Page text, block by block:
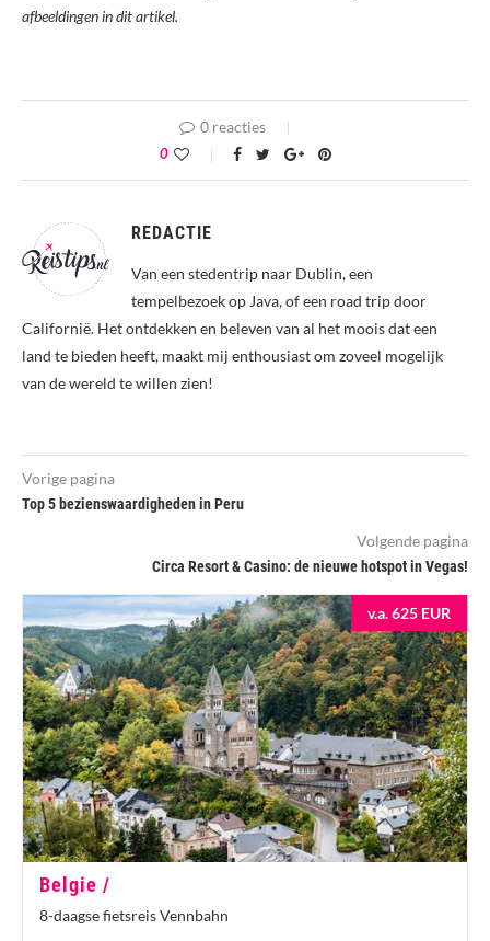
afbeeldingen in dit artikel.
0 reacties
0
REDACTIE
Van een stedentrip naar Dublin, een
tempelbezoek op Java, of een road trip door
Californië. Het ontdekken en beleven van al het moois dat een
land te bieden heeft, maakt mij enthousiast om zoveel mogelijk
van de wereld te willen zien!
Vorige pagina
Top 5 bezienswaardigheden in Peru
Volgende pagina
Circa Resort & Casino: de nieuwe hotspot in Vegas!
v.a. 625 EUR
Belgie /
8-daagse fietsreis Vennbahn